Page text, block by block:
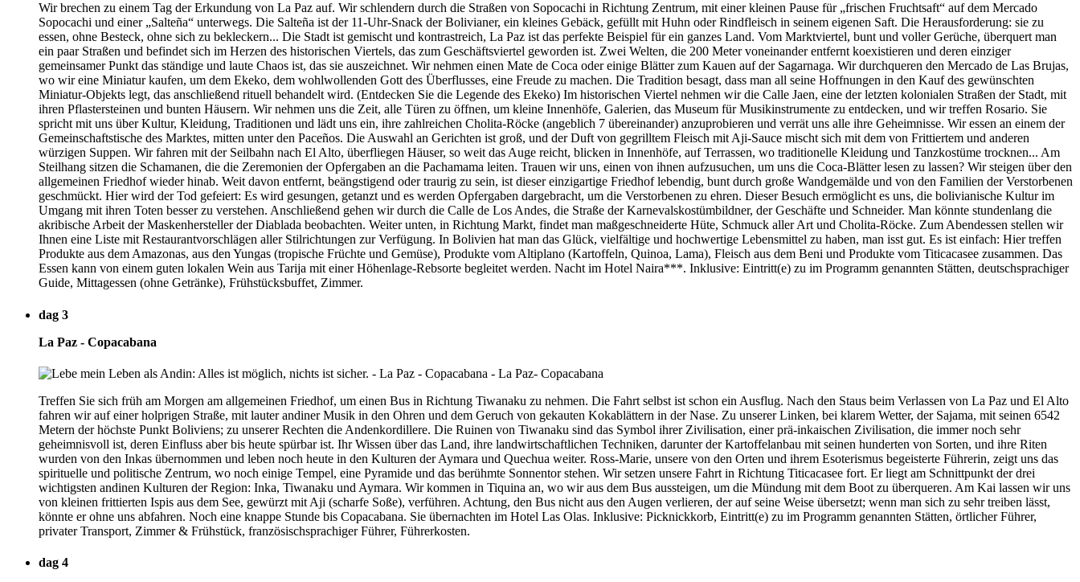
Wir brechen zu einem Tag der Erkundung von La Paz auf. Wir schlendern durch die Straßen von Sopocachi in Richtung Zentrum, mit einer kleinen Pause für „frischen Fruchtsaft“ auf dem Mercado
Sopocachi und einer „Salteña“ unterwegs. Die Salteña ist der 11-Uhr-Snack der Bolivianer, ein kleines Gebäck, gefüllt mit Huhn oder Rindfleisch in seinem eigenen Saft. Die Herausforderung: sie zu
essen, ohne Besteck, ohne sich zu bekleckern... Die Stadt ist gemischt und kontrastreich, La Paz ist das perfekte Beispiel für ein ganzes Land. Vom Marktviertel, bunt und voller Gerüche, überquert man
ein paar Straßen und befindet sich im Herzen des historischen Viertels, das zum Geschäftsviertel geworden ist. Zwei Welten, die 200 Meter voneinander entfernt koexistieren und deren einziger
gemeinsamer Punkt das ständige und laute Chaos ist, das sie auszeichnet. Wir nehmen einen Mate de Coca oder einige Blätter zum Kauen auf der Sagarnaga. Wir durchqueren den Mercado de Las Brujas,
wo wir eine Miniatur kaufen, um dem Ekeko, dem wohlwollenden Gott des Überflusses, eine Freude zu machen. Die Tradition besagt, dass man all seine Hoffnungen in den Kauf des gewünschten
Miniatur-Objekts legt, das anschließend rituell behandelt wird. (Entdecken Sie die Legende des Ekeko) Im historischen Viertel nehmen wir die Calle Jaen, eine der letzten kolonialen Straßen der Stadt, mit
ihren Pflastersteinen und bunten Häusern. Wir nehmen uns die Zeit, alle Türen zu öffnen, um kleine Innenhöfe, Galerien, das Museum für Musikinstrumente zu entdecken, und wir treffen Rosario. Sie
spricht mit uns über Kultur, Kleidung, Traditionen und lädt uns ein, ihre zahlreichen Cholita-Röcke (angeblich 7 übereinander) anzuprobieren und verrät uns alle ihre Geheimnisse. Wir essen an einem der
Gemeinschaftstische des Marktes, mitten unter den Paceños. Die Auswahl an Gerichten ist groß, und der Duft von gegrilltem Fleisch mit Aji-Sauce mischt sich mit dem von Frittiertem und anderen
würzigen Suppen. Wir fahren mit der Seilbahn nach El Alto, überfliegen Häuser, so weit das Auge reicht, blicken in Innenhöfe, auf Terrassen, wo traditionelle Kleidung und Tanzkostüme trocknen... Am
Steilhang sitzen die Schamanen, die die Zeremonien der Opfergaben an die Pachamama leiten. Trauen wir uns, einen von ihnen aufzusuchen, um uns die Coca-Blätter lesen zu lassen? Wir steigen über den
allgemeinen Friedhof wieder hinab. Weit davon entfernt, beängstigend oder traurig zu sein, ist dieser einzigartige Friedhof lebendig, bunt durch große Wandgemälde und von den Familien der Verstorbenen
geschmückt. Hier wird der Tod gefeiert: Es wird gesungen, getanzt und es werden Opfergaben dargebracht, um die Verstorbenen zu ehren. Dieser Besuch ermöglicht es uns, die bolivianische Kultur im
Umgang mit ihren Toten besser zu verstehen. Anschließend gehen wir durch die Calle de Los Andes, die Straße der Karnevalskostümbildner, der Geschäfte und Schneider. Man könnte stundenlang die
akribische Arbeit der Maskenhersteller der Diablada beobachten. Weiter unten, in Richtung Markt, findet man maßgeschneiderte Hüte, Schmuck aller Art und Cholita-Röcke. Zum Abendessen stellen wir
Ihnen eine Liste mit Restaurantvorschlägen aller Stilrichtungen zur Verfügung. In Bolivien hat man das Glück, vielfältige und hochwertige Lebensmittel zu haben, man isst gut. Es ist einfach: Hier treffen
Produkte aus dem Amazonas, aus den Yungas (tropische Früchte und Gemüse), Produkte vom Altiplano (Kartoffeln, Quinoa, Lama), Fleisch aus dem Beni und Produkte vom Titicacasee zusammen. Das
Essen kann von einem guten lokalen Wein aus Tarija mit einer Höhenlage-Rebsorte begleitet werden. Nacht im Hotel Naira***. Inklusive: Eintritt(e) zu im Programm genannten Stätten, deutschsprachiger
Guide, Mittagessen (ohne Getränke), Frühstücksbuffet, Zimmer.
dag 3
La Paz - Copacabana
Treffen Sie sich früh am Morgen am allgemeinen Friedhof, um einen Bus in Richtung Tiwanaku zu nehmen. Die Fahrt selbst ist schon ein Ausflug. Nach den Staus beim Verlassen von La Paz und El Alto
fahren wir auf einer holprigen Straße, mit lauter andiner Musik in den Ohren und dem Geruch von gekauten Kokablättern in der Nase. Zu unserer Linken, bei klarem Wetter, der Sajama, mit seinen 6542
Metern der höchste Punkt Boliviens; zu unserer Rechten die Andenkordillere. Die Ruinen von Tiwanaku sind das Symbol ihrer Zivilisation, einer prä-inkaischen Zivilisation, die immer noch sehr
geheimnisvoll ist, deren Einfluss aber bis heute spürbar ist. Ihr Wissen über das Land, ihre landwirtschaftlichen Techniken, darunter der Kartoffelanbau mit seinen hunderten von Sorten, und ihre Riten
wurden von den Inkas übernommen und leben noch heute in den Kulturen der Aymara und Quechua weiter. Ross-Marie, unsere von den Orten und ihrem Esoterismus begeisterte Führerin, zeigt uns das
spirituelle und politische Zentrum, wo noch einige Tempel, eine Pyramide und das berühmte Sonnentor stehen. Wir setzen unsere Fahrt in Richtung Titicacasee fort. Er liegt am Schnittpunkt der drei
wichtigsten andinen Kulturen der Region: Inka, Tiwanaku und Aymara. Wir kommen in Tiquina an, wo wir aus dem Bus aussteigen, um die Mündung mit dem Boot zu überqueren. Am Kai lassen wir uns
von kleinen frittierten Ispis aus dem See, gewürzt mit Aji (scharfe Soße), verführen. Achtung, den Bus nicht aus den Augen verlieren, der auf seine Weise übersetzt; wenn man sich zu sehr treiben lässt,
könnte er ohne uns abfahren. Noch eine knappe Stunde bis Copacabana. Sie übernachten im Hotel Las Olas. Inklusive: Picknickkorb, Eintritt(e) zu im Programm genannten Stätten, örtlicher Führer,
privater Transport, Zimmer & Frühstück, französischsprachiger Führer, Führerkosten.
dag 4